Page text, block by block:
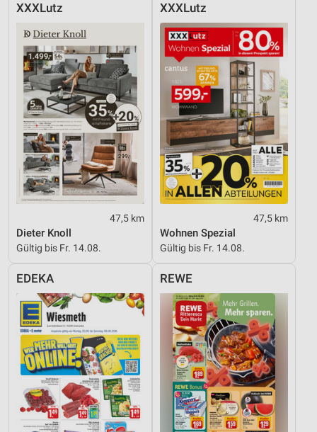
XXXLutz
47,5 km
Dieter Knoll
Gültig bis Fr. 14.08.
XXXLutz
47,5 km
Wohnen Spezial
Gültig bis Fr. 14.08.
EDEKA REWE